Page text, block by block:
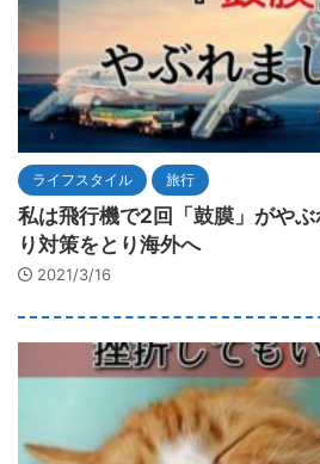
ライフスタイル 旅行
私は飛行機で2回「鼓膜」がや
り対策をとり海外へ
2021/3/16